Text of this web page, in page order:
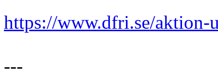
https://www.dfri.se/aktion-
---